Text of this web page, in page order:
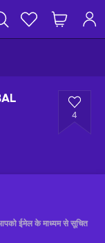
4
ईमेल के माध्यम से सूचित